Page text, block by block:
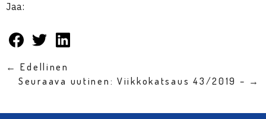
Jaa:
← Edellinen
Seuraava uutinen: Viikkokatsaus 43/2019 – →